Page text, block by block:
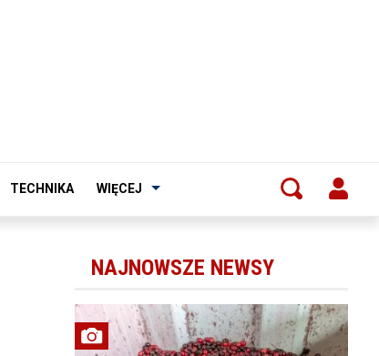
TECHNIKA WIĘCEJ
NAJNOWSZE NEWSY